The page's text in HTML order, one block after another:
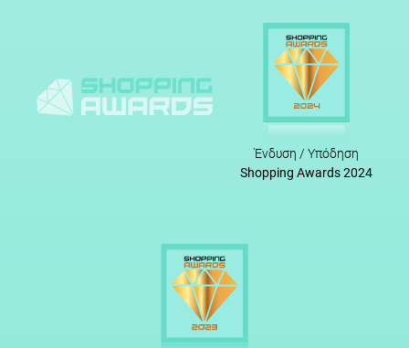
Ένδυση / Υπόδηση
Shopping Awards 2024